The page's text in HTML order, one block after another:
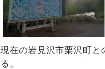
現在の岩見沢市栗沢町と
る。